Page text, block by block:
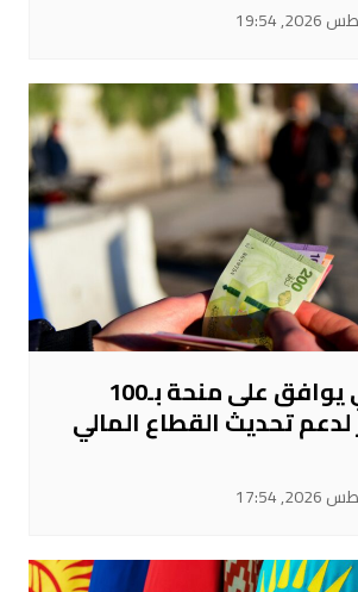
البنك الدولي يوافق على منحة بـ100
لدعم تحديث القطاع المالي